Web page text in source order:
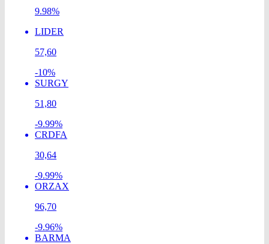
9.98%
LIDER
57,60
-10%
SURGY
51,80
-9.99%
CRDFA
30,64
-9.99%
ORZAX
96,70
-9.96%
BARMA